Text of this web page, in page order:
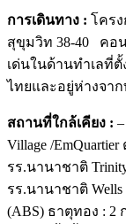
การเดินทาง : โคร
สุขุมวิท 38-40 คอ
เด่นในด้านทำเลที่
ไทยและอยู่ห่างจาก
สถานที่ใกล้เคียง :
Village /
รร.นานาชาติ
รร.นานาชาติ Wells
(ABS) ธาตุทอง : 2